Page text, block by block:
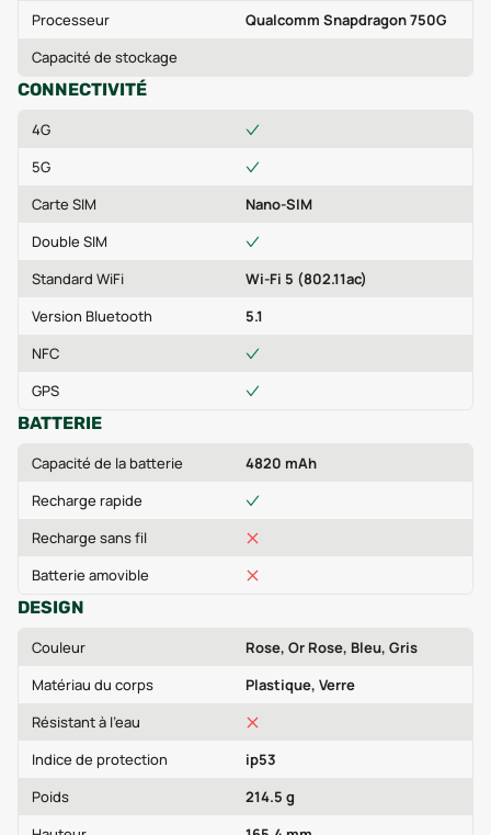
Processeur
Qualcomm Snapdragon 750G
Capacité de stockage
CONNECTIVITÉ
4G
5G
Carte SIM
Nano-SIM
Double SIM
Standard WiFi
Wi-Fi 5 (802.11ac)
Version Bluetooth
5.1
NFC
GPS
BATTERIE
Capacité de la batterie
4820 mAh
Recharge rapide
Recharge sans fil
Batterie amovible
DESIGN
Couleur
Rose, Or Rose, Bleu, Gris
Matériau du corps
Plastique, Verre
Résistant à l'eau
Indice de protection
ip53
Poids
214.5 g